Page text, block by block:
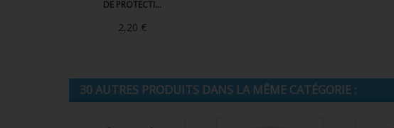
DE PROTECTI...
2,20 €
30 AUTRES PRODUITS DANS LA MÊME CATÉGORIE :